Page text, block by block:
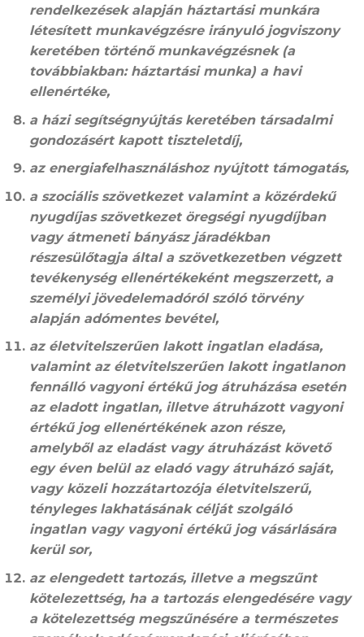
rendelkezések alapján háztartási munkára
létesített munkavégzésre irányuló jogviszony
keretében történő munkavégzésnek (a
továbbiakban: háztartási munka) a havi
ellenértéke,
a házi segítségnyújtás keretében társadalmi
gondozásért kapott tiszteletdíj,
az energiafelhasználáshoz nyújtott támogatás,
a szociális szövetkezet valamint a közérdekű
nyugdíjas szövetkezet öregségi nyugdíjban
vagy átmeneti bányász járadékban
részesülőtagja által a szövetkezetben végzett
tevékenység ellenértékeként megszerzett, a
személyi jövedelemadóról szóló törvény
alapján adómentes bevétel,
az életvitelszerűen lakott ingatlan eladása,
valamint az életvitelszerűen lakott ingatlanon
fennálló vagyoni értékű jog átruházása esetén
az eladott ingatlan, illetve átruházott vagyoni
értékű jog ellenértékének azon része,
amelyből az eladást vagy átruházást követő
egy éven belül az eladó vagy átruházó saját,
vagy közeli hozzátartozója életvitelszerű,
tényleges lakhatásának célját szolgáló
ingatlan vagy vagyoni értékű jog vásárlására
kerül sor,
az elengedett tartozás, illetve a megszűnt
kötelezettség, ha a tartozás elengedésére vagy
a kötelezettség megszűnésére a természetes